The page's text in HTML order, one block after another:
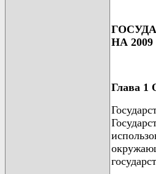
НА
Глава